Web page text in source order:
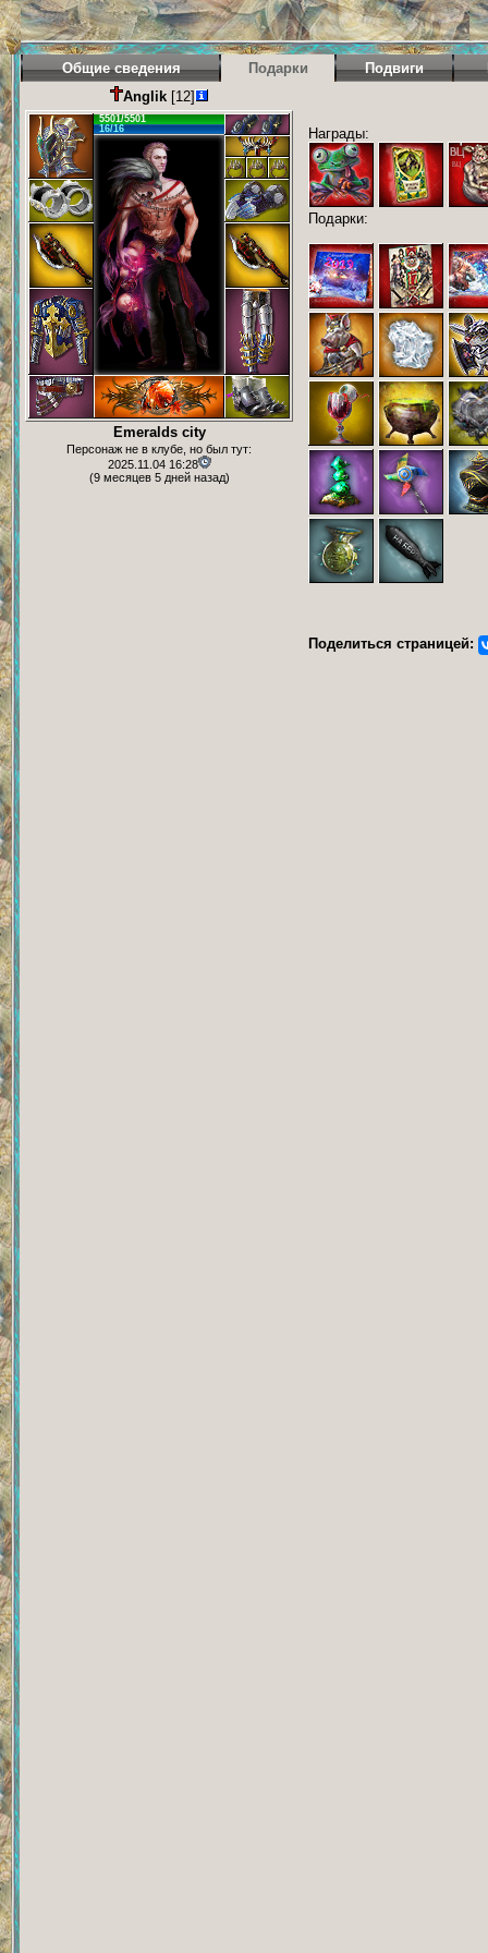
Общие сведения Подарки Подвиги
Anglik [12]
5501/5501
16/16
Emeralds city
Персонаж не в клубе, но был тут:
2025.11.04 16:28
(9 месяцев 5 дней назад)
Награды:
Подарки:
Поделиться страницей: